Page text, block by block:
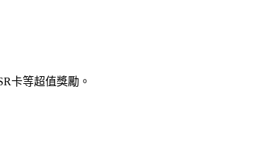
卡等超值獎勵。